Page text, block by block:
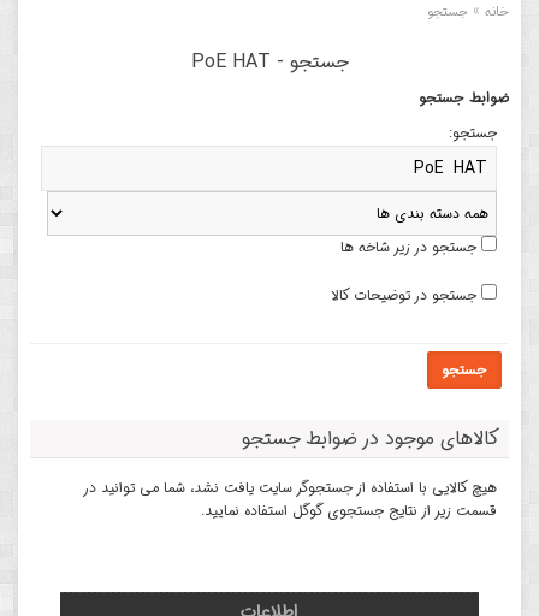
خانه » جستجو
جستجو - PoE HAT
ضوابط جستجو
جستجو:
جستجو در زیر شاخه ها
جستجو در توضیحات کالا
جستجو
کالاهای موجود در ضوابط جستجو
هیچ کالایی با استفاده از جستجوگر سایت یافت نشد، شما می توانید در
قسمت زیر از نتایج جستجوی گوگل استفاده نمایید.